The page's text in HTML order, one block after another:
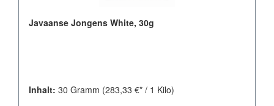
Javaanse Jongens White, 30g
Inhalt: 30 Gramm (283,33 €* / 1 Kilo)